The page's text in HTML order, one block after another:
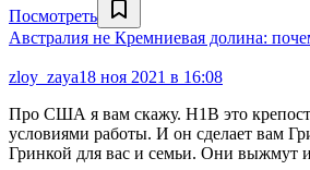
Посмотреть
Австралия не Кремниевая долина:
zloy_zaya18 ноя 2021 в 16:08
Про США я вам скажу. H1B это
условиями работы. И он сделает вам
Гринкой для вас и семьи. Они выжмут